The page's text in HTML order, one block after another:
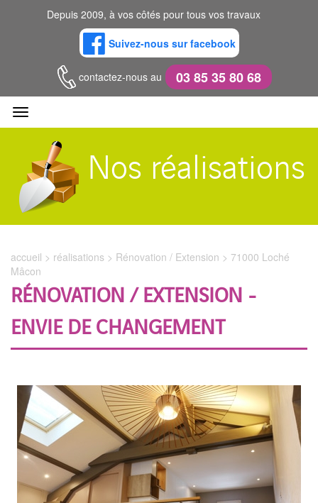
Depuis 2009, à vos côtés pour tous vos travaux
Suivez-nous sur facebook
contactez-nous au 03 85 35 80 68
ACCUEIL Nos réalisations
accueil > réalisations > Rénovation / Extension > 71000 Loché
Mâcon
RÉNOVATION / EXTENSION -
ENVIE DE CHANGEMENT